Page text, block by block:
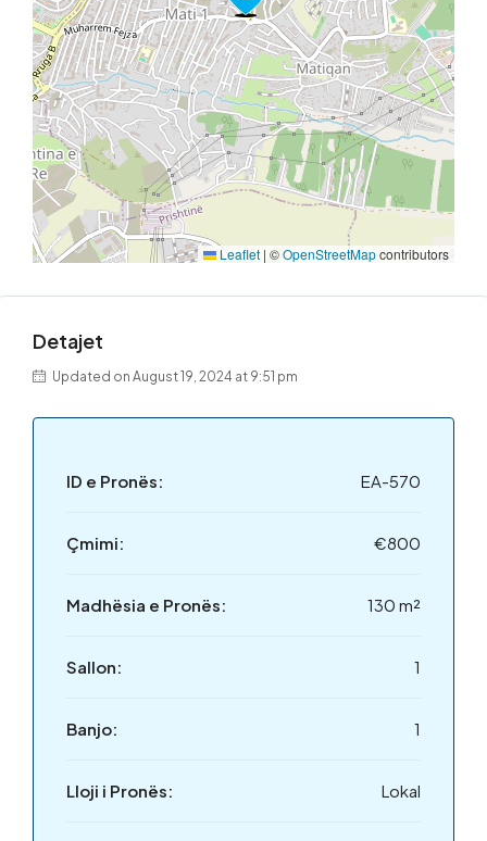
Leaflet | ©OpenStreetMapcontributors
Detajet
Updated on August 19, 2024 at 9:51 pm
ID e Pronës: EA-570
Çmimi: €800
Madhësia e Pronës: 130 m²
Sallon: 1
Banjo: 1
Lloji i Pronës: Lokal